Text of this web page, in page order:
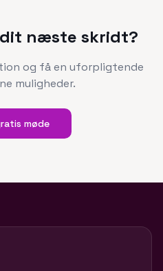
næste skridt?
og få en uforpligtende
muligheder.
møde